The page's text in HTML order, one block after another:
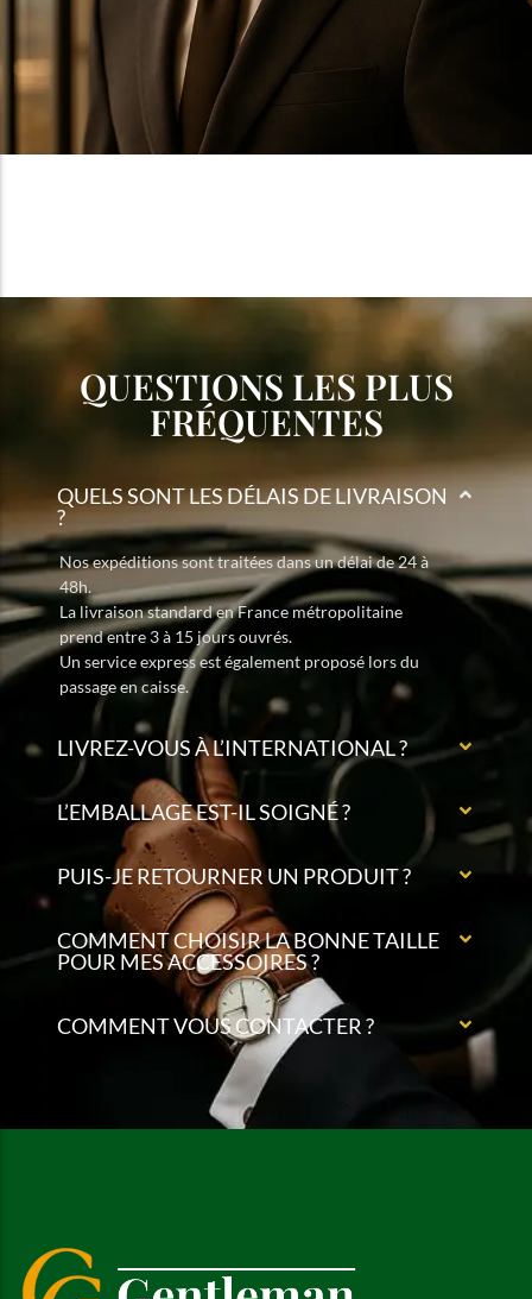
QUESTIONS LES PLUS
FRÉQUENTES
QUELS SONT LES DÉLAIS DE LIVRAISON
?
Nos expéditions sont traitées dans un délai de 24 à
48h.
La livraison standard en France métropolitaine
prend entre 3 à 15 jours ouvrés.
Un service express est également proposé lors du
passage en caisse.
LIVREZ-VOUS À L’INTERNATIONAL ?
L’EMBALLAGE EST-IL SOIGNÉ ?
PUIS-JE RETOURNER UN PRODUIT ?
COMMENT CHOISIR LA BONNE TAILLE
POUR MES ACCESSOIRES ?
COMMENT VOUS CONTACTER ?